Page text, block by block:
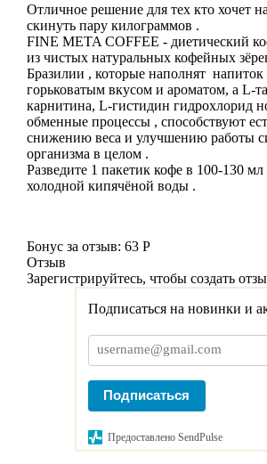
Отличное решение для тех кто хочет
скинуть пару килограммов .
FINE META COFFEE - диетический
из чистых натуральных кофейных
Бразилии , которые наполнят
горьковатым вкусом и ароматом, а L-
карнитина, L-гистидин гидрохлорид
обменные процессы , способствуют
снижению веса и улучшению работы
организма в целом .
Разведите 1 пакетик кофе в 100-130
холодной кипячёной воды .
Бонус за отзыв: 63 Р
Отзыв
Зарегистрируйтесь, чтобы создать
Подписаться на новинки и
Подписаться
Предоставлено SendPulse